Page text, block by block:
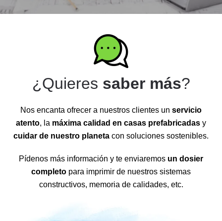
¿Quieres saber más?
Nos encanta ofrecer a nuestros clientes un servicio
atento, la máxima calidad en casas prefabricadas y
cuidar de nuestro planeta con soluciones sostenibles.
Pídenos más información y te enviaremos un dosier
completo para imprimir de nuestros sistemas
constructivos, memoria de calidades, etc.